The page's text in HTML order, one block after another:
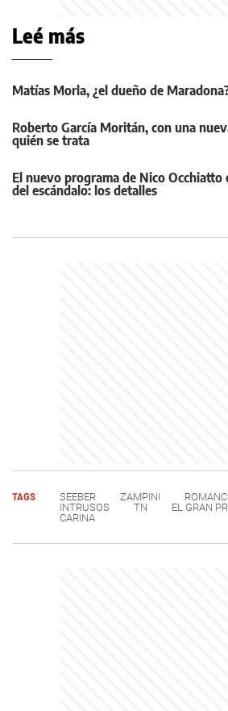
Leé más
Matías Morla, ¿el dueño de
Roberto García Moritán, con una
quién se trata
El nuevo programa de Nico Occhiatto
del escándalo: los detalles
TAGS SEEBER ZAMPINI
INTRUSOS
TN
EL GRAN
CARINA